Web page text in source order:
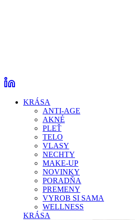
KRÁSA
ANTI-AGE
AKNÉ
PLEŤ
TELO
VLASY
NECHTY
MAKE-UP
NOVINKY
PORADŇA
PREMENY
VYROB SI SAMA
WELLNESS
KRÁSA